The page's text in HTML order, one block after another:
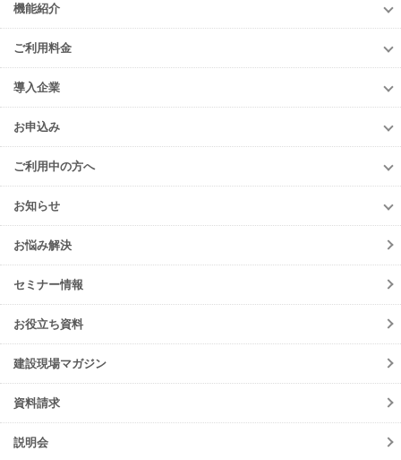
機能紹介
機能紹介
調整会議
労務安全
入退場管理
進捗・歩掛
Buildee電子KY
ご利用料金
ご利用料金
調整会議
労務安全
入退場管理
進捗・歩掛
導入企業
導入企業
導入企業一覧
導入事例
お申込み
お申込み
元請会社・サブJV
協力会社
ご利用中の方へ
ご利用中の方へ
各種お手続き
初期設定方法
動作環境
会員規約
よくあるご質問
ご請求について
サポート・お問合せ
お知らせ
お知らせ一覧
ニュースリリース
サービス
メンテナンス
障害情報
機能リリース
イベント
調整会議
お悩み解決
セミナー情報
お役立ち資料
建設現場マガジン
資料請求
説明会